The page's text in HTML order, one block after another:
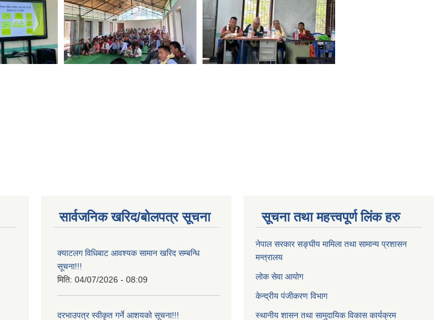
सार्वजनिक खरिद/बोलपत्र सूचना
क्याटलग विधिबाट आवश्यक सामान खरिद सम्बन्धि
सूचना!!!
मिति: 04/07/2026 - 08:09
दरभाउपत्र स्वीकृत गर्ने आशयको सूचना!!!
सूचना तथा महत्त्वपूर्ण लिंक हरु
नेपाल सरकार सङ्घीय मामिला तथा सामान्य प्रशासन
मन्त्रालय
लोक सेवा आयोग
केन्द्रीय पंजीकरण विभाग
स्थानीय शासन तथा सामुदायिक विकास कार्यक्रम